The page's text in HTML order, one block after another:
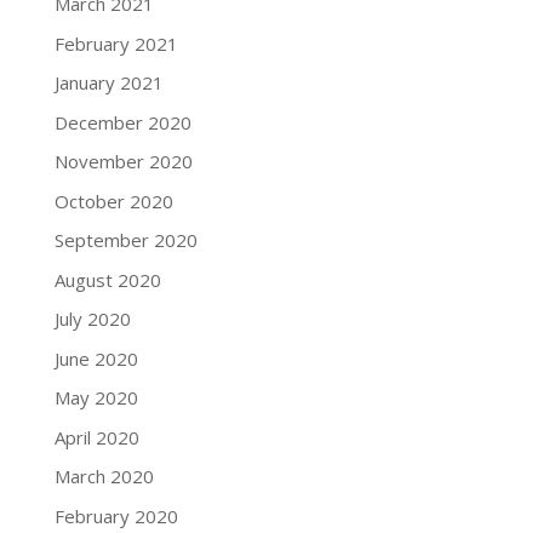
February 2021
January 2021
December 2020
November 2020
October 2020
September 2020
August 2020
July 2020
June 2020
May 2020
April 2020
March 2020
February 2020